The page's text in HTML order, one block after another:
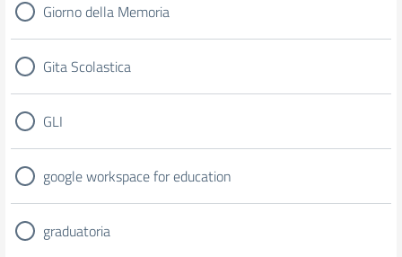
Giorno della Memoria
Gita Scolastica
GLI
google workspace for education
graduatoria